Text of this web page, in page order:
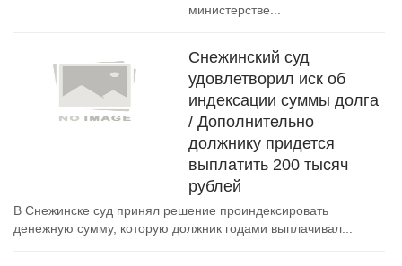
министерстве...
Снежинский суд
удовлетворил иск об
индексации суммы долга
/ Дополнительно
должнику придется
выплатить 200 тысяч
рублей
В Снежинске суд принял решение проиндексировать
денежную сумму, которую должник годами выплачивал...